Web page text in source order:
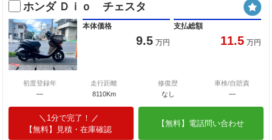
ホンダ Ｄｉｏ チェスタ
本体価格
9.5 万円
支払総額
11.5 万円
初度登録年
―
走行距離
8110Km
修復歴
なし
車検/自賠責
―
1分で完了！
【無料】見積・在庫確認
【無料】電話問い合わせ